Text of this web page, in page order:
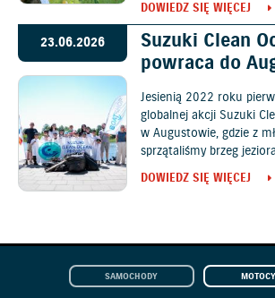
DOWIEDZ SIĘ WIĘCEJ
23.06.2026
Suzuki Clean
powraca do
Jesienią 2022 roku
globalnej akcji Suzuki
w Augustowie, gdzie z
sprzątaliśmy brzeg
DOWIEDZ SIĘ WIĘCEJ
SAMOCHODY